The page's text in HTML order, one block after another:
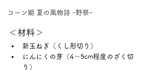
コーン期 夏の風物詩 ｰ野祭ｰ
＜材料＞
新玉ねぎ（くし形切り）
にんにくの芽（4～5cm程度のざく切
り）